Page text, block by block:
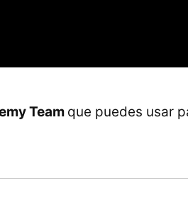
Team que puedes usar